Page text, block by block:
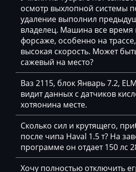
Hino
Hitachi
Honda
Hongqi
Howo
Huanghai
Hummer
Hyster
Hyundai
осмотр выхлопной системы
удаление выполнил
владелец. Машина все время
форсаже, особенно на
высокая скорость. Может
сажевый на место?
Ваз 2115, блок Январь 7.2,
видит данных с датчиков
хотяонина месте.
Сколько сил и крутящего,
после чипа Haval 1.5 т? На
программе он отдает 150 лс
Хочу полностью отключить